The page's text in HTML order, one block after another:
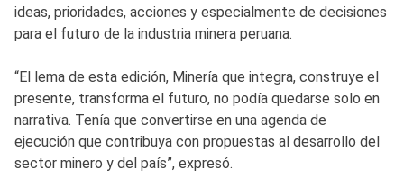
ideas, prioridades, acciones y especialmente de decisiones
para el futuro de la industria minera peruana.
“El lema de esta edición, Minería que integra, construye el
presente, transforma el futuro, no podía quedarse solo en
narrativa. Tenía que convertirse en una agenda de
ejecución que contribuya con propuestas al desarrollo del
sector minero y del país”, expresó.